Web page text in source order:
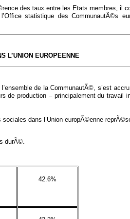
des taux entre les Etats membres, il
statistique des CommunautÃ©s
L’UNION EUROPEENNE
de la CommunautÃ©, s’est accru
de production – principalement du travail
dans l’Union europÃ©enne
durÃ©.
42.6%